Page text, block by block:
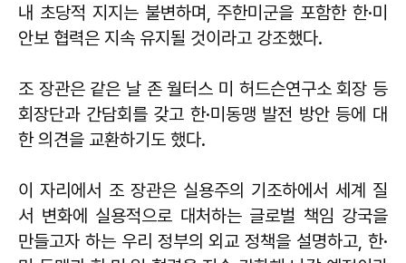
내 초당적 지지는 불변하며, 주한미군을 포함한 한·미
안보 협력은 지속 유지될 것이라고 강조했다.
조 장관은 같은 날 존 월터스 미 허드슨연구소 회장 등
회장단과 간담회를 갖고 한·미동맹 발전 방안 등에 대
한 의견을 교환하기도 했다.
이 자리에서 조 장관은 실용주의 기조하에서 세계 질
서 변화에 실용적으로 대처하는 글로벌 책임 강국을
만들고자 하는 우리 정부의 외교 정책을 설명하고, 한·